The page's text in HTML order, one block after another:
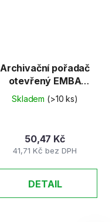
Archivační pořadač
otevřený EMBA
modrý
Skladem (>10 ks)
41,71 Kč bez DPH
50,47 Kč
DETAIL